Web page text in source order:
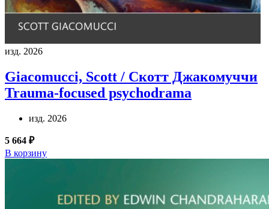
изд. 2026
Giacomucci, Scott / Скотт Джакомуччи
Trauma-focused psychodrama
изд. 2026
5 664 ₽
В корзину